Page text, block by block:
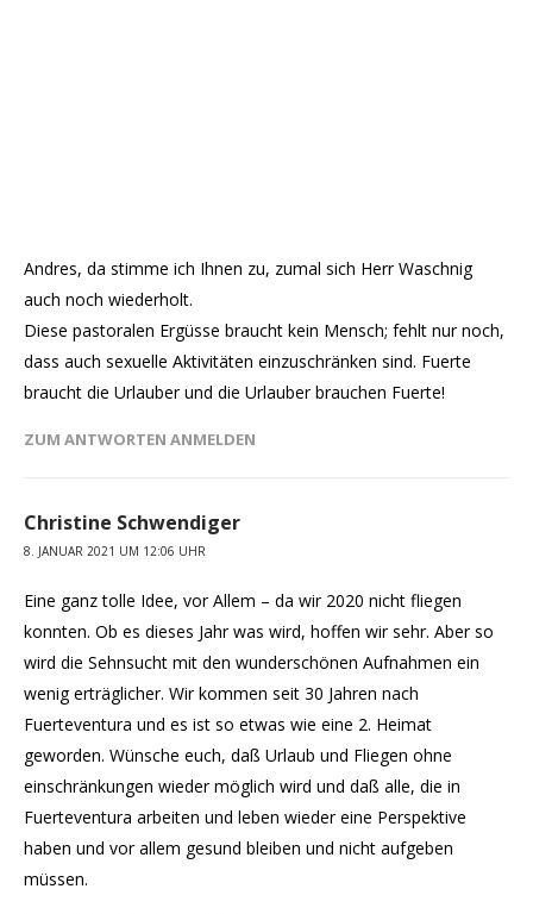
Andres, da stimme ich Ihnen zu, zumal sich Herr Waschnig
auch noch wiederholt.
Diese pastoralen Ergüsse braucht kein Mensch; fehlt nur noch,
dass auch sexuelle Aktivitäten einzuschränken sind. Fuerte
braucht die Urlauber und die Urlauber brauchen Fuerte!
ZUM ANTWORTEN ANMELDEN
Christine Schwendiger
8. JANUAR 2021 UM 12:06 UHR
Eine ganz tolle Idee, vor Allem – da wir 2020 nicht fliegen
konnten. Ob es dieses Jahr was wird, hoffen wir sehr. Aber so
wird die Sehnsucht mit den wunderschönen Aufnahmen ein
wenig erträglicher. Wir kommen seit 30 Jahren nach
Fuerteventura und es ist so etwas wie eine 2. Heimat
geworden. Wünsche euch, daß Urlaub und Fliegen ohne
einschränkungen wieder möglich wird und daß alle, die in
Fuerteventura arbeiten und leben wieder eine Perspektive
haben und vor allem gesund bleiben und nicht aufgeben
müssen.